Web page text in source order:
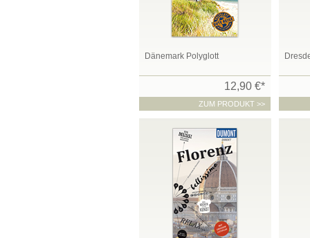
Dänemark Polyglott
12,90 €*
ZUM PRODUKT >>